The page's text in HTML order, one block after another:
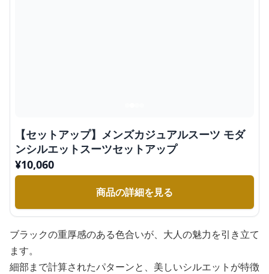
【セットアップ】メンズカジュアルスーツ モダ
ンシルエットスーツセットアップ
¥10,060
商品の詳細を見る
ブラックの重厚感のある色合いが、大人の魅力を引き立て
ます。
細部まで計算されたパターンと、美しいシルエットが特徴